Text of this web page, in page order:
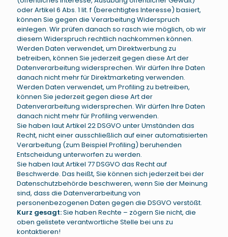
oder Artikel 6 Abs. 1 lit. f (berechtigtes Interesse) basiert,
können Sie gegen die Verarbeitung Widerspruch
einlegen. Wir prüfen danach so rasch wie möglich, ob wir
diesem Widerspruch rechtlich nachkommen können.
Werden Daten verwendet, um Direktwerbung zu
betreiben, können Sie jederzeit gegen diese Art der
Datenverarbeitung widersprechen. Wir dürfen Ihre Daten
danach nicht mehr für Direktmarketing verwenden.
Werden Daten verwendet, um Profiling zu betreiben,
können Sie jederzeit gegen diese Art der
Datenverarbeitung widersprechen. Wir dürfen Ihre Daten
danach nicht mehr für Profiling verwenden.
Sie haben laut Artikel 22 DSGVO unter Umständen das
Recht, nicht einer ausschließlich auf einer automatisierten
Verarbeitung (zum Beispiel Profiling) beruhenden
Entscheidung unterworfen zu werden.
Sie haben laut Artikel 77 DSGVO das Recht auf
Beschwerde. Das heißt, Sie können sich jederzeit bei der
Datenschutzbehörde beschweren, wenn Sie der Meinung
sind, dass die Datenverarbeitung von
personenbezogenen Daten gegen die DSGVO verstößt.
Kurz gesagt:Sie haben Rechte – zögern Sie nicht, die
oben gelistete verantwortliche Stelle bei uns zu
kontaktieren!